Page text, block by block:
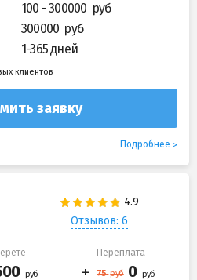
100 - 300000
300000
1-365 дней
клиентов
заявку
Подробнее
Отзывов: 6
Переплата